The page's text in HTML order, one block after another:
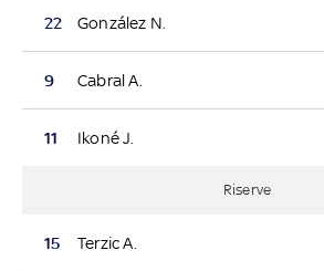
22 González N.
9 Cabral A.
11 Ikoné J.
Riserve
15 Terzic A.